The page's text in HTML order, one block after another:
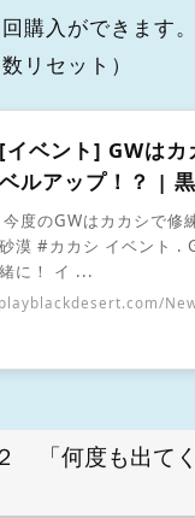
購入ができます
リセット）
[イベント] GWはカ
ベルアップ！？ |
今度のGWはカカシで修
砂漠 #カカシ イベント .
緒に！ イ ...
「何度も出て